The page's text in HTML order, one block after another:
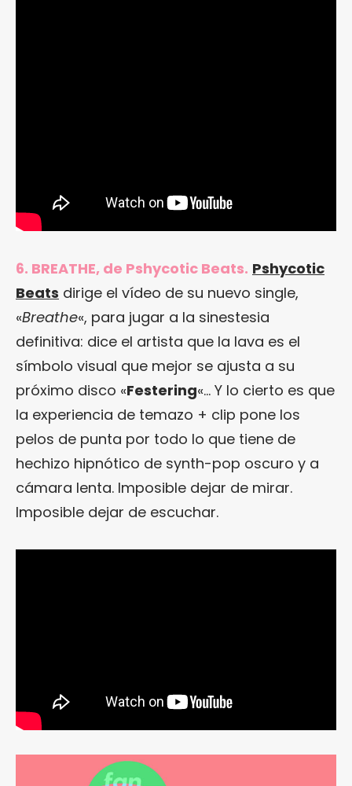
6. BREATHE, de Pshycotic Beats. Pshycotic
Beats dirige el vídeo de su nuevo single,
«Breathe«, para jugar a la sinestesia
definitiva: dice el artista que la lava es el
símbolo visual que mejor se ajusta a su
próximo disco «Festering«… Y lo cierto es que
la experiencia de temazo + clip pone los
pelos de punta por todo lo que tiene de
hechizo hipnótico de synth-pop oscuro y a
cámara lenta. Imposible dejar de mirar.
Imposible dejar de escuchar.